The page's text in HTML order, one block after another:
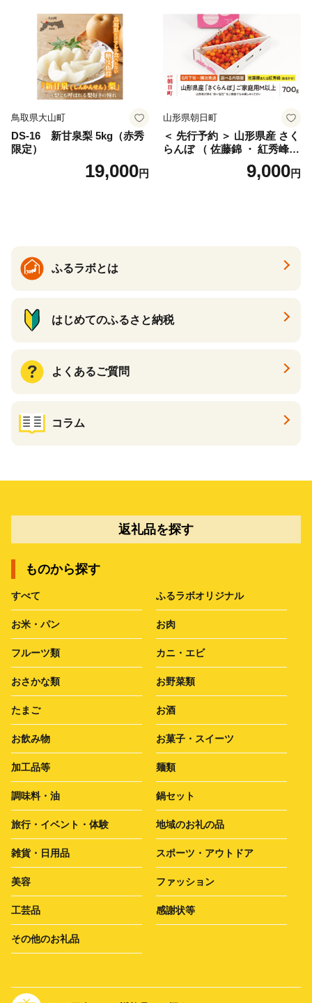
産 農家直送 期間限定 特産品
サイズミックス くらもとフ
ァーム 愛南町 愛媛県
鳥取県大山町
DS-16 新甘泉梨 5kg（赤秀
限定）
19,000円
山形県朝日町
＜ 先行予約 ＞ 山形県産 さく
らんぼ （ 佐藤錦 ・ 紅秀峰
） ご家庭用 M以上 700g 【20
26年6月下旬から7月上旬発
9,000円
ふるラボとは
はじめてのふるさと納税
よくあるご質問
コラム
返礼品を探す
ものから探す
すべて ふるラボオリジナル
お米・パン お肉
フルーツ類 カニ・エビ
おさかな類 お野菜類
たまご お酒
お飲み物 お菓子・スイーツ
加工品等 麺類
調味料・油 鍋セット
旅行・イベント・体験 地域のお礼の品
雑貨・日用品 スポーツ・アウトドア
美容 ファッション
工芸品 感謝状等
その他のお礼品